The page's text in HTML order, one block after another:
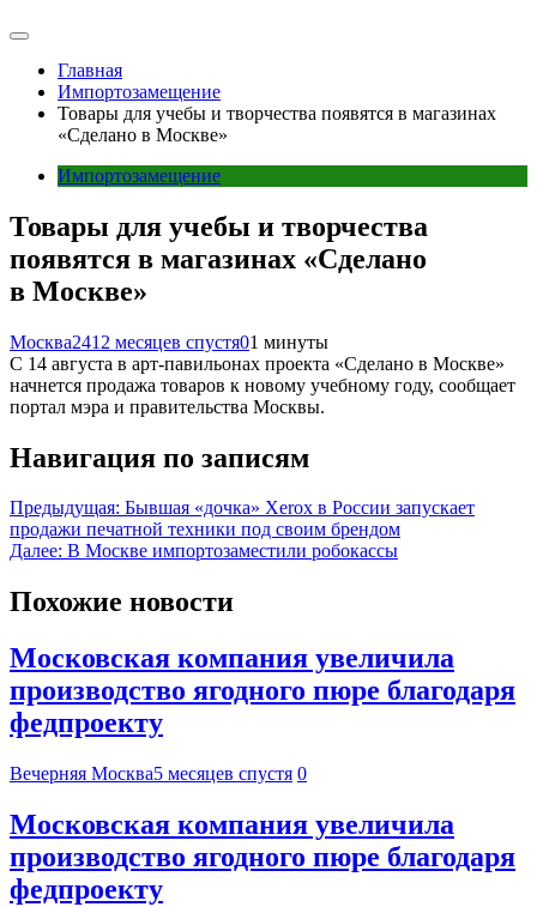
Главная
Импортозамещение
Товары для учебы и творчества появятся в магазинах
«Сделано в Москве»
Импортозамещение
Товары для учебы и творчества
появятся в магазинах «Сделано
в Москве»
Москва2412 месяцев спустя01 минуты
С 14 августа в арт-павильонах проекта «Сделано в Москве»
начнется продажа товаров к новому учебному году, сообщает
портал мэра и правительства Москвы.
Навигация по записям
Предыдущая: Бывшая «дочка» Xerox в России запускает
продажи печатной техники под своим брендом
Далее: В Москве импортозаместили робокассы
Похожие новости
Московская компания увеличила
производство ягодного пюре благодаря
федпроекту
Вечерняя Москва5 месяцев спустя 0
Московская компания увеличила
производство ягодного пюре благодаря
федпроекту